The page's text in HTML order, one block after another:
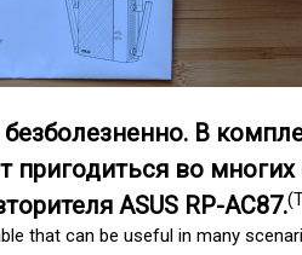
В
пригодиться во
ASUS RP-AC87.
that can be useful in many